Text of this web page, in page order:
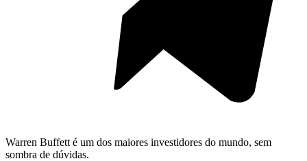
Warren Buffett é um dos maiores investidores do mundo, sem
sombra de dúvidas.